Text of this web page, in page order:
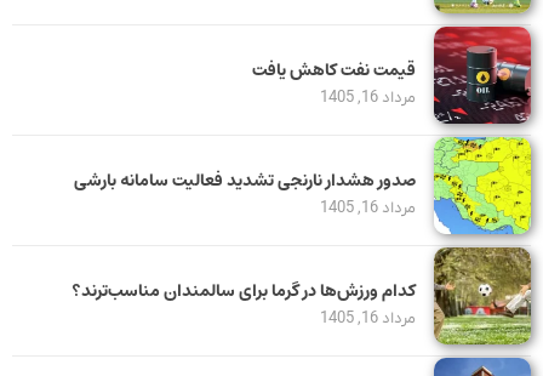
قیمت نفت کاهش یافت
مرداد 16, 1405
صدور هشدار نارنجی تشدید فعالیت سامانه بارشی
مرداد 16, 1405
کدام ورزش‌ها در گرما برای سالمندان مناسب‌ترند؟
مرداد 16, 1405